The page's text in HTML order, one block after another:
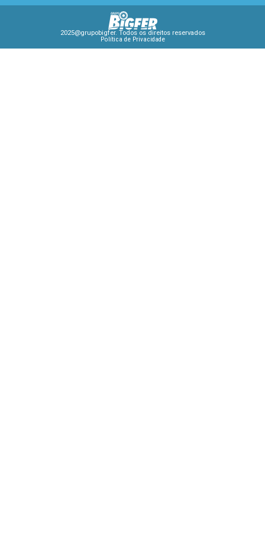
2025@grupobigfer. Todos os direitos reservados
Política de Privacidade